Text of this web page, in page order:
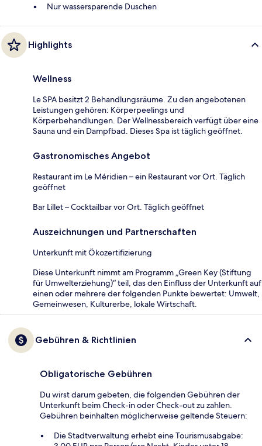
Nur wassersparende Duschen
Highlights
Wellness
Le SPA besitzt 2 Behandlungsräume. Zu den angebotenen
Leistungen gehören: Körperpeelings und
Körperbehandlungen. Der Wellnessbereich verfügt über eine
Sauna und ein Dampfbad. Dieses Spa ist täglich geöffnet.
Gastronomisches Angebot
Restaurant im Le Méridien – ein Restaurant vor Ort. Täglich
geöffnet
Bar Lillet – Cocktailbar vor Ort. Täglich geöffnet
Auszeichnungen und Partnerschaften
Unterkunft mit Ökozertifizierung
Diese Unterkunft nimmt am Programm „Green Key (Stiftung
für Umwelterziehung)“ teil, das den Einfluss der Unterkunft auf
einen oder mehrere der folgenden Punkte bewertet: Umwelt,
Gemeinwesen, Kulturerbe, lokale Wirtschaft.
Gebühren & Richtlinien
Obligatorische Gebühren
Du wirst darum gebeten, die folgenden Gebühren der
Unterkunft beim Check-in oder Check-out zu zahlen.
Gebühren beinhalten möglicherweise geltende Steuern:
Die Stadtverwaltung erhebt eine Tourismusabgabe: